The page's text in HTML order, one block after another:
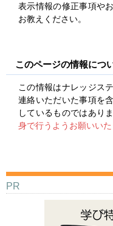
表示情報の修正事項や
お教えください。
このページの情報につ
この情報はナレッジス
連絡いただいた事項を
しているものではあり
身で行うようお願いいた
PR